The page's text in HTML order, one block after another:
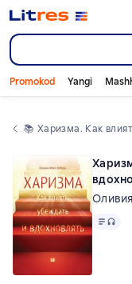
Promokod Yangi
📚 Харизма. Как
Matn